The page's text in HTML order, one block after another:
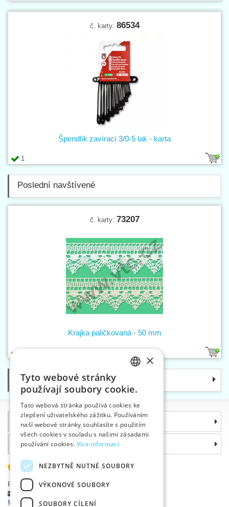
č. karty: 86534
1
Špendlík zavírací 3/0-5 lak - karta
Poslední navštívené
č. karty: 73207
Krajka paličkovaná - 50 mm
Kategorie
Informace
Proč si zvolit právě nás
585 051 217
Plzeňská 868, 783 91 Uničov, Česká republika
Položit dotaz
Máte problémy s přihlášením ?
ENGLISH
GERMAN
×
Tyto webové stránky
používají soubory cookie.
Tato webová stránka používá cookies ke
zlepšení uživatelského zážitku. Používáním
naší webové stránky souhlasíte s použitím
všech cookies v souladu s našimi zásadami
používání cookies. Více informací
NEZBYTNĚ NUTNÉ SOUBORY
VÝKONOVÉ SOUBORY
SOUBORY CÍLENÍ